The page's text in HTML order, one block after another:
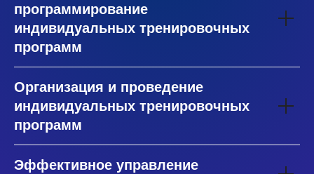
программирование
индивидуальных тренировочных
программ
Организация и проведение
индивидуальных тренировочных
программ
Эффективное управление